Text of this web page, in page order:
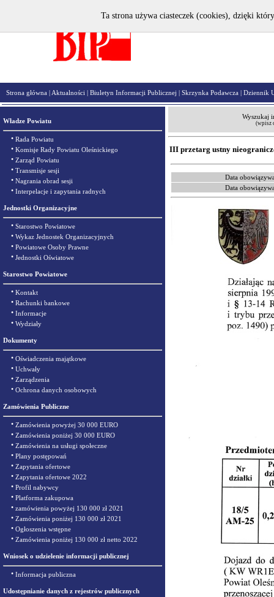
Strona główna | Aktualności | Biuletyn Informacji Publicznej | Skrzynka Podawcza | Dziennik
Władze Powiatu
• Rada Powiatu
• Komisje Rady Powiatu Oleśnickiego
• Zarząd Powiatu
• Transmisje sesji
• Nagrania obrad sesji
• Interpelacje i zapytania radnych
Jednostki Organizacyjne
• Starostwo Powiatowe
• Wykaz Jednostek Organizacyjnych
• Powiatowe Osoby Prawne
• Jednostki Oświatowe
Starostwo Powiatowe
• Kontakt
• Rachunki bankowe
• Informacje
• Wydziały
Dokumenty
• Oświadczenia majątkowe
• Uchwały
• Zarządzenia
• Ochrona danych osobowych
Zamówienia Publiczne
• Zamówienia powyżej 30 000 EURO
• Zamówienia poniżej 30 000 EURO
• Zamówienia na usługi społeczne
• Plany postępowań
• Zapytania ofertowe
• Zapytania ofertowe 2022
• Profil nabywcy
• Platforma zakupowa
• zamówienia powyżej 130 000 zł 2021
• Zamówienia poniżej 130 000 zł 2021
• Ogłoszenia wstępne
• Zamówienia poniżej 130 000 zł netto 2022
Wniosek o udzielenie informacji publicznej
• Informacja publiczna
Udostępnianie danych z rejestrów publicznych
Wyszukaj
(wpisz
III przetarg ustny
Data
Data
Ta strona używa ciasteczek (cookies), dzięki